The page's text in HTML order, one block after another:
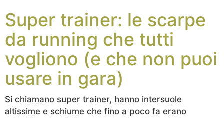
Super trainer: le scarpe
da running che tutti
vogliono (e che non puoi
usare in gara)
Si chiamano super trainer, hanno intersuole
altissime e schiume che fino a poco fa erano